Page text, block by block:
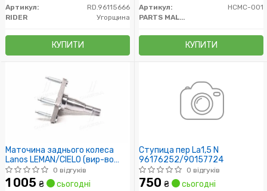
Артикул:
RD.96115666
RIDER
Угорщина
КУПИТИ
Артикул:
HCMC-001
PARTS MALL (PMC)
КУПИТИ
Маточина заднього колеса
Lanos LEMAN/CIELO (вир-во
PMC-ESSENCE)0 відгуків
1 005 ₴ сьогодні
Ступица пер La1,5 N
96176252/90157724
0 відгуків
750 ₴ сьогодні